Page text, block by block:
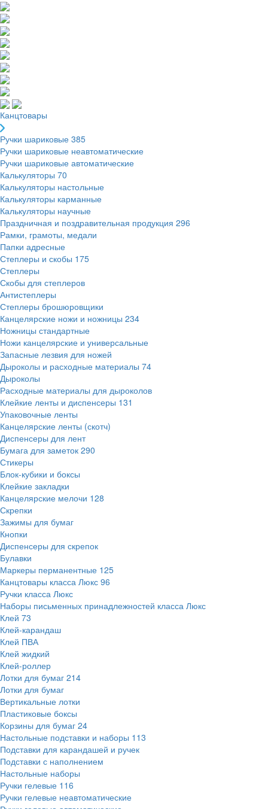
Канцтовары
Ручки шариковые 385
Ручки шариковые неавтоматические
Ручки шариковые автоматические
Калькуляторы 70
Калькуляторы настольные
Калькуляторы карманные
Калькуляторы научные
Праздничная и поздравительная продукция 296
Рамки, грамоты, медали
Папки адресные
Степлеры и скобы 175
Степлеры
Скобы для степлеров
Антистеплеры
Степлеры брошюровщики
Канцелярские ножи и ножницы 234
Ножницы стандартные
Ножи канцелярские и универсальные
Запасные лезвия для ножей
Дыроколы и расходные материалы 74
Дыроколы
Расходные материалы для дыроколов
Клейкие ленты и диспенсеры 131
Упаковочные ленты
Канцелярские ленты (скотч)
Диспенсеры для лент
Бумага для заметок 290
Стикеры
Блок-кубики и боксы
Клейкие закладки
Канцелярские мелочи 128
Скрепки
Зажимы для бумаг
Кнопки
Диспенсеры для скрепок
Булавки
Маркеры перманентные 125
Канцтовары класса Люкс 96
Ручки класса Люкс
Наборы письменных принадлежностей класса Люкс
Клей 73
Клей-карандаш
Клей ПВА
Клей жидкий
Клей-роллер
Лотки для бумаг 214
Лотки для бумаг
Вертикальные лотки
Пластиковые боксы
Корзины для бумаг 24
Настольные подставки и наборы 113
Подставки для карандашей и ручек
Подставки с наполнением
Настольные наборы
Ручки гелевые 116
Ручки гелевые неавтоматические